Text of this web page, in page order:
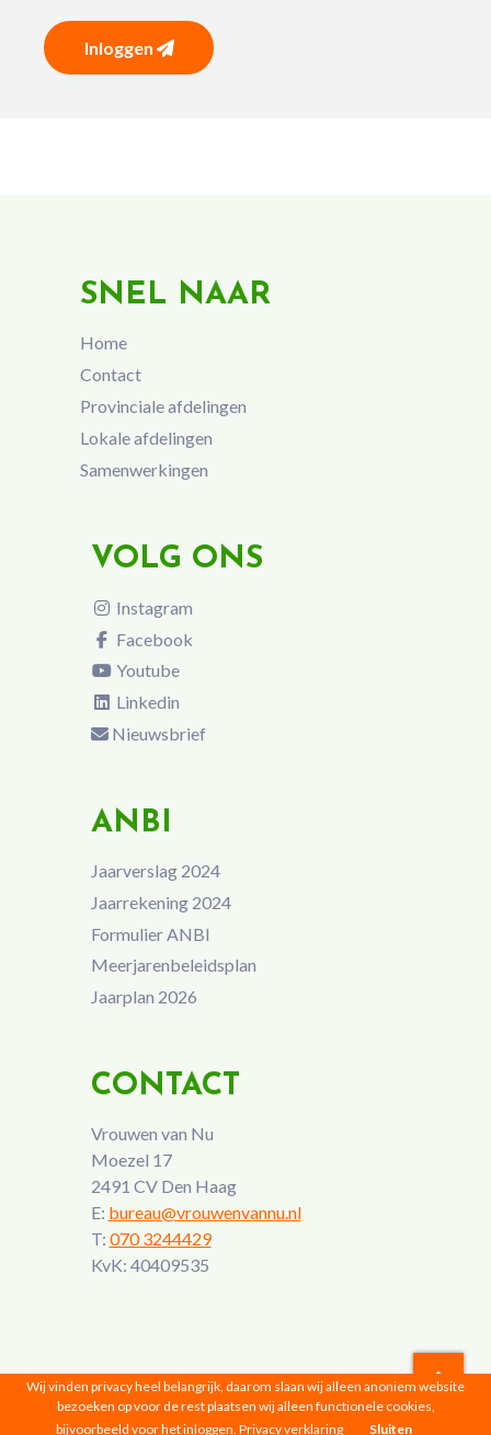
Inloggen
SNEL NAAR
Home
Contact
Provinciale afdelingen
Lokale afdelingen
Samenwerkingen
VOLG ONS
Instagram
Facebook
Youtube
Linkedin
Nieuwsbrief
ANBI
Jaarverslag 2024
Jaarrekening 2024
Formulier ANBI
Meerjarenbeleidsplan
Jaarplan 2026
CONTACT
Vrouwen van Nu
Moezel 17
2491 CV Den Haag
E: bureau@vrouwenvannu.nl
T: 070 3244429
KvK: 40409535
Vrouwen van Nu © 2026 |Privacyverklaring
Wij vinden privacy heel belangrijk, daarom slaan wij alleen anoniem website
bezoeken op voor de rest plaatsen wij alleen functionele cookies,
bijvoorbeeld voor het inloggen. Privacy verklaring Sluiten